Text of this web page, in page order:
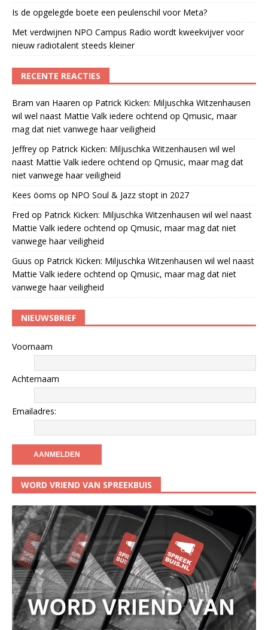
Is de opgelegde boete een peulenschil voor Meta?
Met verdwijnen NPO Campus Radio wordt kweekvijver voor
nieuw radiotalent steeds kleiner
RECENTE REACTIES
Bram van Haaren op Patrick Kicken: Miljuschka Witzenhausen
wil wel naast Mattie Valk iedere ochtend op Qmusic, maar
mag dat niet vanwege haar veiligheid
Jeffrey op Patrick Kicken: Miljuschka Witzenhausen wil wel
naast Mattie Valk iedere ochtend op Qmusic, maar mag dat
niet vanwege haar veiligheid
Kees öoms op NPO Soul & Jazz stopt in 2027
Fred op Patrick Kicken: Miljuschka Witzenhausen wil wel naast
Mattie Valk iedere ochtend op Qmusic, maar mag dat niet
vanwege haar veiligheid
Guus op Patrick Kicken: Miljuschka Witzenhausen wil wel naast
Mattie Valk iedere ochtend op Qmusic, maar mag dat niet
vanwege haar veiligheid
NIEUWSBRIEF
Voornaam
Achternaam
Emailadres:
WORD VRIEND VAN SPREEKBUIS